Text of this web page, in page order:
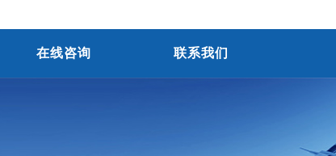
在线咨询 联系我们